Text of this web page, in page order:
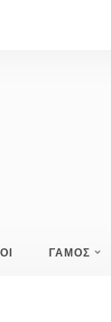
ΓΑΜΟΣ